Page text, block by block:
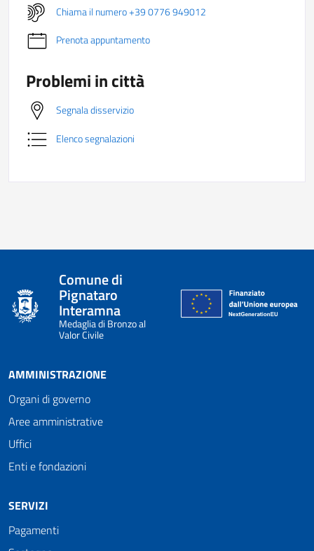
Chiama il numero +39 0776 949012
Prenota appuntamento
Problemi in città
Segnala disservizio
Elenco segnalazioni
Comune di
Pignataro
Interamna
Medaglia di Bronzo al
Valor Civile
AMMINISTRAZIONE
Organi di governo
Aree amministrative
Uffici
Enti e fondazioni
SERVIZI
Pagamenti